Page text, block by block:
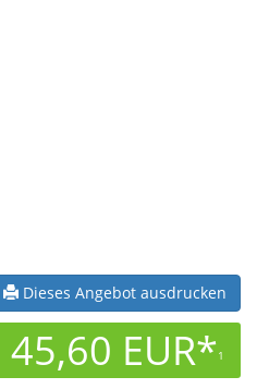
Dieses Angebot ausdrucken
45,60 EUR*1